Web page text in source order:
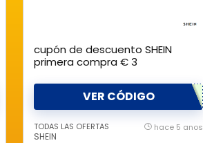
cupón de descuento SHEIN
primera compra € 3
VER CÓDIGO
TODAS LAS OFERTAS
SHEIN
hace 5 anos